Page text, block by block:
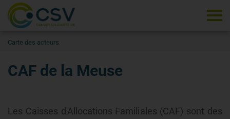
Carte des acteurs
CAF de la Meuse
Les Caisses d'Allocations Familiales (CAF) sont des